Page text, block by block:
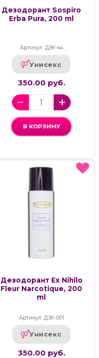
Дезодорант Sospiro
Erba Pura, 200 ml
Артикул: ДЗК-44
Унисекс
350.00 руб.
В КОРЗИНУ
Дезодорант Ex Nihilo
Fleur Narcotique, 200
ml
Артикул: ДЗК-001
Унисекс
350.00 руб.